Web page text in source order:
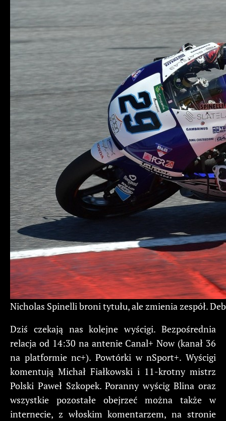
Nicholas Spinelli broni tytułu, ale zmienia zespół.
Dziś czekają nas kolejne wyścigi. Bezpośrednia
relacja od 14:30 na antenie Canal+ Now (kanał 36
na platformie nc+). Powtórki w nSport+. Wyścigi
komentują Michał Fiałkowski i 11-krotny mistrz
Polski Paweł Szkopek. Poranny wyścig Blina oraz
wszystkie pozostałe obejrzeć można także w
internecie, z włoskim komentarzem, na stronie